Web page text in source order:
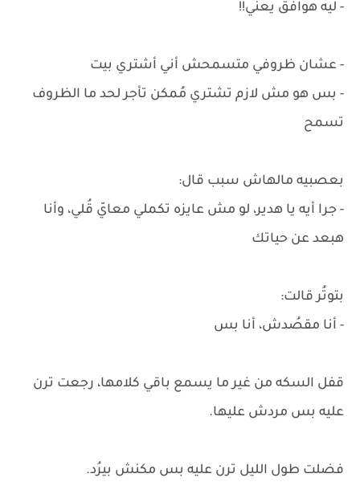
- ليه هوافق يعني!!
- عشان ظروفي متسمحش أني أشتري بيت
- بس هو مش لازم تشتري مُمكن تأجر لحد ما الظروف
تسمح
بعصبيه مالهاش سبب قال:
- جرا أيه يا هدير، لو مش عايزه تكملي معايّ قُلي، وأنا
هبعد عن حياتك
بتوتُر قالت:
- أنا مقصُدش، أنا بس
قفل السكه من غير ما يسمع باقي كلامها، رجعت ترن
عليه بس مردش عليها.
فضلت طول الليل ترن عليه بس مكنش بيرُد.